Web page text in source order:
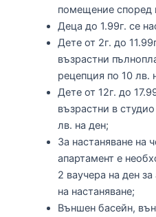
помещение според
Деца до 1.99г. се
Дете от 2г. до
възрастни
рецепция по 10 лв.
Дете от 12г. до
възрастни в
лв. на ден;
За настаняване на
апартамент е
2 ваучера на ден
на настаняване;
Външен басейн,